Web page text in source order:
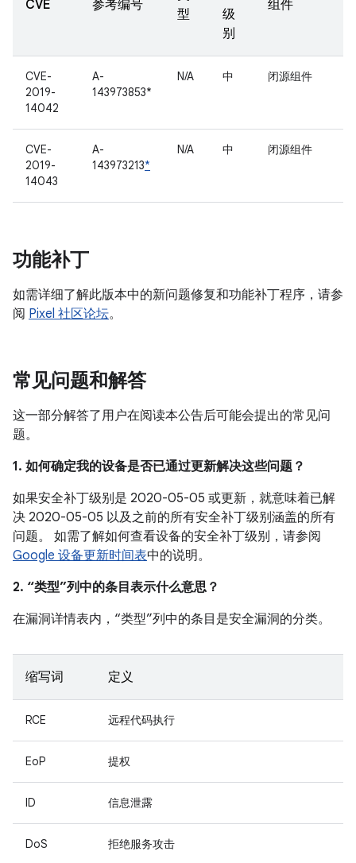
CVE 参考编号
型
级
别
组件
CVE-
2019-
14042
A-
143973853*
N/A 中 闭源组件
CVE-
2019-
14043
A-
143973213*
N/A 中 闭源组件
功能补丁
如需详细了解此版本中的新问题修复和功能补丁程序，请参
阅 Pixel 社区论坛。
常见问题和解答
这一部分解答了用户在阅读本公告后可能会提出的常见问
题。
1. 如何确定我的设备是否已通过更新解决这些问题？
如果安全补丁级别是 2020-05-05 或更新，就意味着已解
决 2020-05-05 以及之前的所有安全补丁级别涵盖的所有
问题。 如需了解如何查看设备的安全补丁级别，请参阅
Google 设备更新时间表中的说明。
2. “类型”列中的条目表示什么意思？
在漏洞详情表内，“类型”列中的条目是安全漏洞的分类。
缩写词 定义
RCE 远程代码执行
EoP 提权
ID 信息泄露
DoS 拒绝服务攻击